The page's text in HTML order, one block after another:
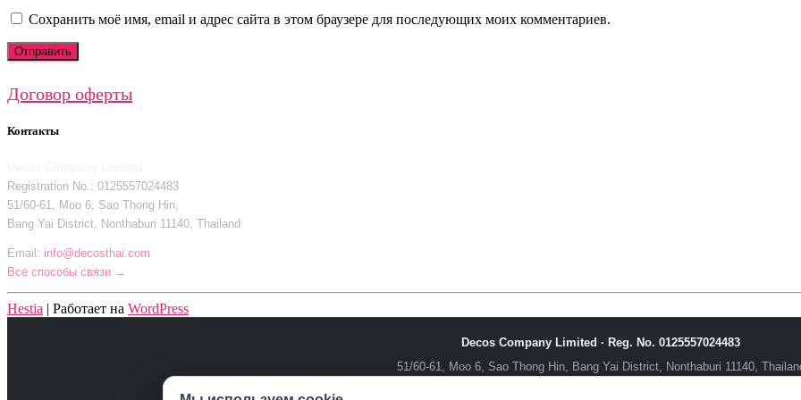
Сохранить моё имя, email и адрес сайта в этом браузере для последующих моих комментариев.
Договор оферты
Контакты
Registration No.: 0125557024483
51/60-61, Moo 6, Sao Thong Hin,
Bang Yai District, Nonthaburi 11140, Thailand
Email: info@decosthai.com
Все способы связи →
Hestia | Работает на WordPress
Decos Company Limited · Reg. No. 0125557024483
51/60-61, Moo 6, Sao Thong Hin, Bang Yai District, Nonthaburi 11140,